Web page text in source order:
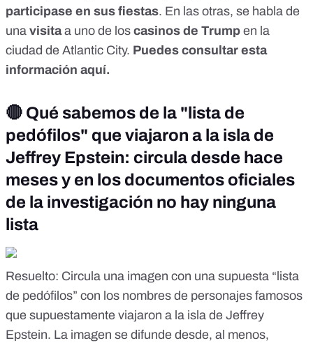
participase en sus fiestas. En las otras, se habla de
una visitaa uno de los casinos de Trump en la
ciudad de Atlantic City. Puedes consultar esta
información aquí.
🔴 Qué sabemos de la "lista de
pedófilos" que viajaron a la isla de
Jeffrey Epstein: circula desde hace
meses y en los documentos oficiales
de la investigación no hay ninguna
lista
Resuelto: Circula una imagen con una supuesta “lista
de pedófilos” con los nombres de personajes famosos
que supuestamente viajaron a la isla de Jeffrey
Epstein. La imagen se difunde desde, al menos,